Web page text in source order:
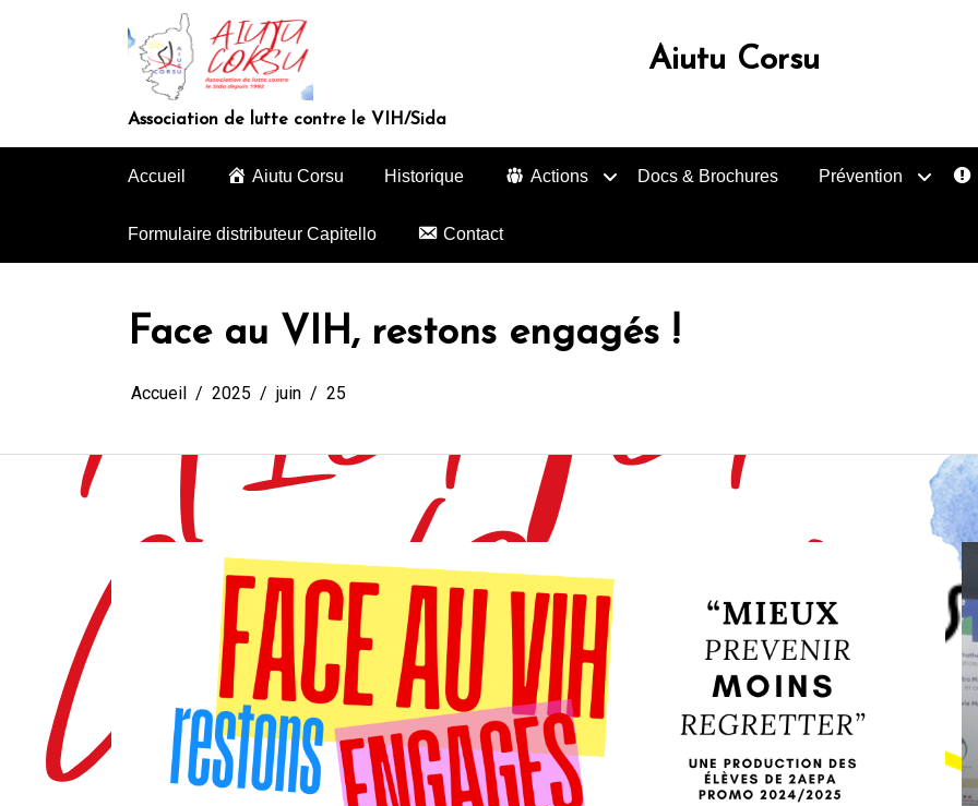
Aiutu Corsu
Association de lutte contre le VIH/Sida
Accueil Aiutu Corsu Historique Actions Docs & Brochures Prévention
Formulaire distributeur Capitello Contact
Face au VIH, restons engagés !
Accueil 2025 juin 25
Dans Actions 2026 Actions 2026